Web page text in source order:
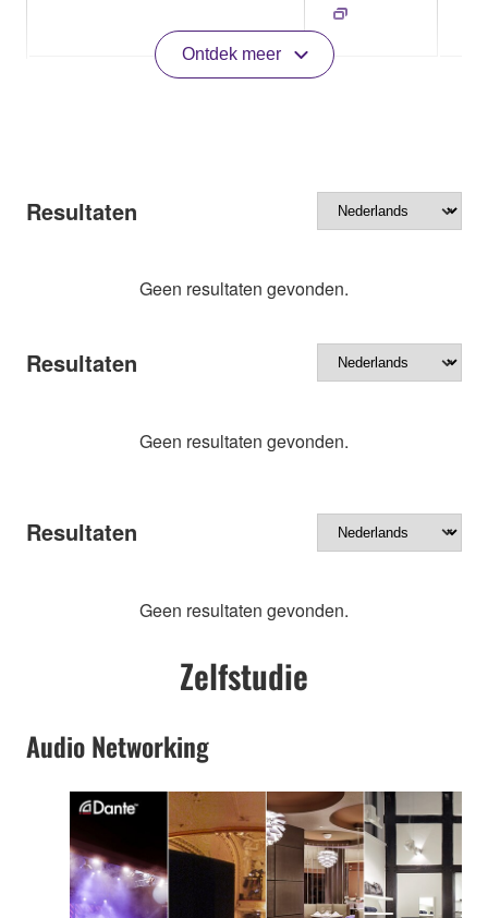
Ontdek meer
Resultaten
Geen resultaten gevonden.
Resultaten
Geen resultaten gevonden.
Resultaten
Geen resultaten gevonden.
Zelfstudie
Audio Networking